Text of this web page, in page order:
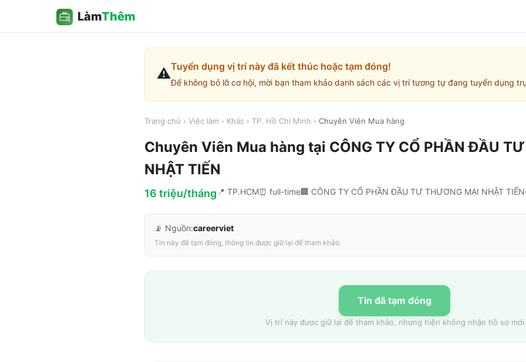
LàmThêm
⚠️Tuyển dụng vị trí này đã kết thúc hoặc tạm đóng!
Để không bỏ lỡ cơ hội, mời bạn tham khảo danh sách các vị trí tương tự đang tuyển dụng
Trang chủ › Việc làm › Khác › TP. Hồ Chí Minh › Chuyên Viên Mua hàng
Chuyên Viên Mua hàng tại CÔNG TY CỔ PHẦN ĐẦU
NHẬT TIẾN
16 triệu/tháng 📍 TP.HCM⏰ full-time🏢 CÔNG TY CỔ PHẦN ĐẦU TƯ THƯƠNG MẠI NHẬT TIẾN
📡 Nguồn:careerviet
Tin này đã tạm đóng, thông tin được giữ lại để tham khảo.
Tin đã tạm đóng
Vị trí này được giữ lại để tham khảo, nhưng hiện không nhận hồ sơ mới